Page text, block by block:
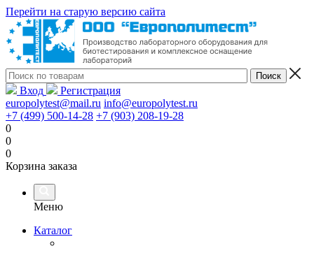
Перейти на старую версию сайта
Вход
Регистрация
europolytest@mail.ru info@europolytest.ru
+7 (499) 500-14-28 +7 (903) 208-19-28
0
0
0
Корзина заказа
Меню
Каталог